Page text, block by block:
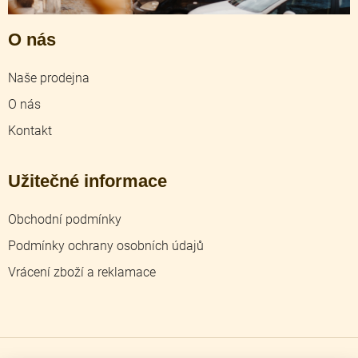
O nás
Naše prodejna
O nás
Kontakt
Užitečné informace
Obchodní podmínky
Podmínky ochrany osobních údajů
Vrácení zboží a reklamace